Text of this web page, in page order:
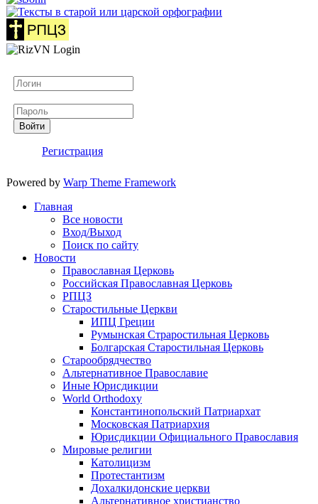
Войти
Регистрация
Powered by Warp Theme Framework
Главная
Все новости
Вход/Выход
Поиск по сайту
Новости
Православная Церковь
Российская Православная Церковь
РПЦЗ
Старостильные Церкви
ИПЦ Греции
Румынская Страростильная Церковь
Болгарская Старостильная Церковь
Старообрядчество
Альтернативное Православие
Иные Юрисдикции
World Orthodoxy
Константинопольский Патриархат
Московская Патриархия
Юрисдикции Официального Православия
Мировые религии
Католицизм
Протестантизм
Дохалкидонские церкви
Альтернативное христианство